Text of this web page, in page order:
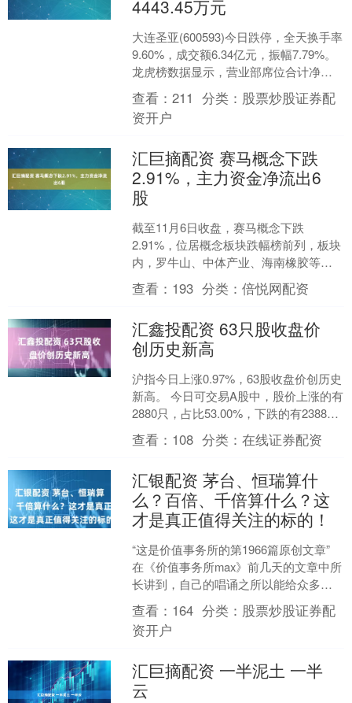
4443.45万元
大连圣亚(600593)今日跌停，全天换手率
9.60%，成交额6.34亿元，振幅7.79%。
龙虎榜数据显示，营业部席位合计净买
入4443.45万元。 上交所公开....
查看：211 分类： 股票炒股证券配
资开户
汇巨摘配资 赛马概念下跌
2.91%，主力资金净流出6
股
截至11月6日收盘，赛马概念下跌
2.91%，位居概念板块跌幅榜前列，板块
内，罗牛山、中体产业、海南橡胶等跌
幅居前。 今日涨跌幅居前的概念板块 概
念今日涨跌幅（%....
查看： 193 分类：倍悦网配资
汇鑫投配资 63只股收盘价
创历史新高
沪指今日上涨0.97%，63股收盘价创历史
新高。 今日可交易A股中，股价上涨的有
2880只，占比53.00%，下跌的有2388
只，占比43.95%，其中，涨停的....
查看： 108 分类：在线证券配资
汇银配资 茅台、恒瑞算什
么？百倍、千倍算什么？这
才是真正值得关注的标的！
“这是价值事务所的第1966篇原创文章”
在《价值事务所max》前几天的文章中所
长讲到，自己的唱诵之所以能给众多同
学带来“神奇”体验，核心就在于所长的声
音现在基....
查看： 164 分类： 股票炒股证券配
资开户
汇巨摘配资 一半泥土 一半
云